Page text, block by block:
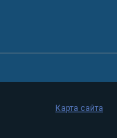
Карта сайта